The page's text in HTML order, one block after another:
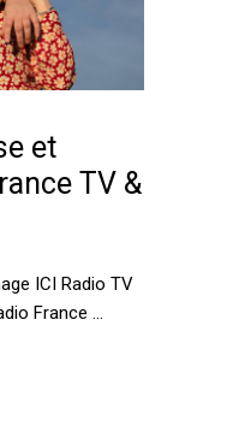
et
TV &
ICI Radio TV
France